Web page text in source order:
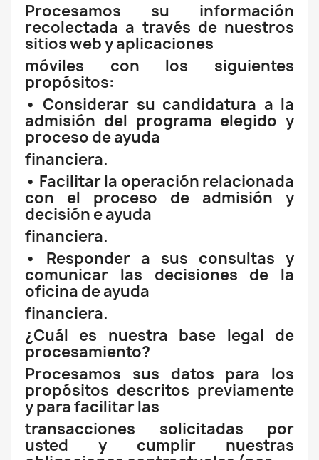
Procesamos su información
recolectada a través de nuestros
sitios web y aplicaciones
móviles con los siguientes
propósitos:
• Considerar su candidatura a la
admisión del programa elegido y
proceso de ayuda
financiera.
• Facilitar la operación relacionada
con el proceso de admisión y
decisión e ayuda
financiera.
• Responder a sus consultas y
comunicar las decisiones de la
oficina de ayuda
financiera.
¿Cuál es nuestra base legal de
procesamiento?
Procesamos sus datos para los
propósitos descritos previamente
y para facilitar las
transacciones solicitadas por
usted y cumplir nuestras